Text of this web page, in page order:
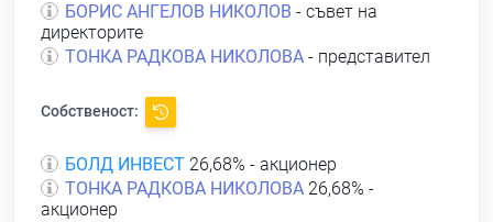
БОРИС АНГЕЛОВ НИКОЛОВ - съвет на
директорите
ТОНКА РАДКОВА НИКОЛОВА - представител
Собственост:
БОЛД ИНВЕСТ 26,68% - акционер
ТОНКА РАДКОВА НИКОЛОВА 26,68% -
акционер